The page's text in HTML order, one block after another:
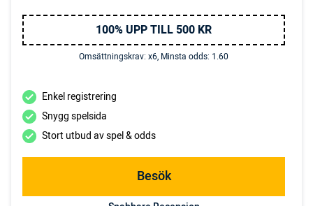
100% UPP TILL 500 KR
Omsättningskrav: x6, Minsta odds: 1.60
Enkel registrering
Snygg spelsida
Stort utbud av spel & odds
Besök